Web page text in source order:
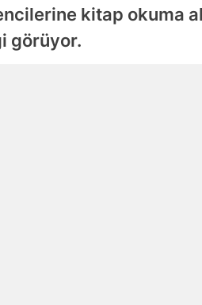
kitap okuma
görüyor.